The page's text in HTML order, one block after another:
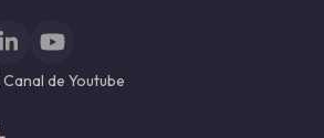
LinkedInYouTube
de Youtube